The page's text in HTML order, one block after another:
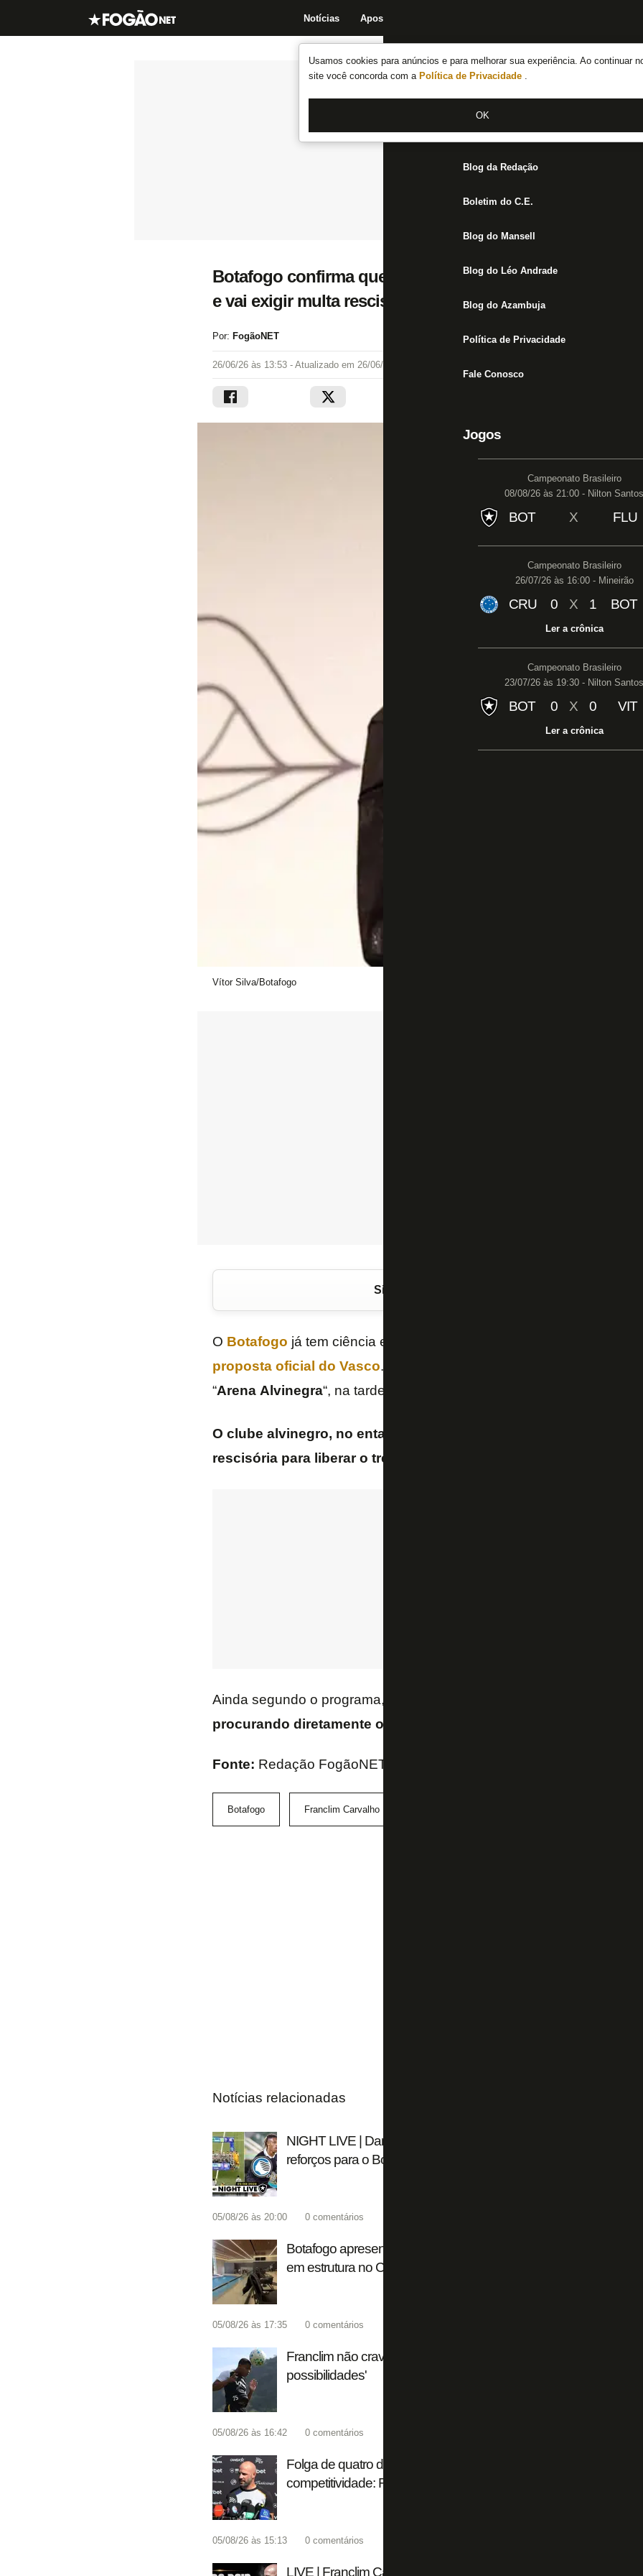
Usamos cookies para anúncios e para melhorar sua experiência. Ao continuar
site você concorda com a Política de Privacidade .
OK
Notícias Apostas
Notícias do Botafogo
Fórum
Jogos
Blog da Redação
Boletim do C.E.
Blog do Mansell
Blog do Léo Andrade
Blog do Azambuja
Política de Privacidade
Fale Conosco
Jogos
Campeonato Brasileiro
08/08/26 às 21:00 - Nilton Santos
BOT X FLU
Campeonato Brasileiro
26/07/26 às 16:00 - Mineirão
CRU 0 X 1 BOT
Ler a crônica
Campeonato Brasileiro
23/07/26 às 19:30 - Nilton Santos
BOT 0 X 0 VIT
Ler a crônica
Botafogo confirma que Franclim Carvalho recebeu
e vai exigir multa rescisória em caso de saída, diz canal
Por: FogãoNET
26/06/26 às 13:53 - Atualizado em 26/06/26 às 14:47
Vítor Silva/Botafogo
Siga o FogãoNET
O Botafogo já tem ciência e confirma
proposta oficial do Vasco. A informação é do jornalista Bernardo
“Arena Alvinegra“, na tarde desta sexta-feira (26/6).
O clube alvinegro, no entanto, não vai facilitar uma saída e vai
rescisória para liberar o treinador
Ainda segundo o programa,
procurando diretamente o técnico, após este ser oferecido por
Fonte: Redação FogãoNET e canal Arena Alvinegra
Botafogo Franclim Carvalho
Notícias relacionadas
NIGHT LIVE | Danilo volta a chamar atenção do mercado;
reforços para o Botafogo
05/08/26 às 20:00 0 comentários
Botafogo apresenta área molhada à imprensa; Franclim aponta
em estrutura no CT
05/08/26 às 17:35 0 comentários
Franclim não crava substituto de Huguinho em Botafogo x
possibilidades'
05/08/26 às 16:42 0 comentários
Folga de quatro dias, título brasileiro 'impossível', ambição na
competitividade: Franclim abre o jogo no Botafogo
05/08/26 às 15:13 0 comentários
LIVE | Franclim Carvalho almeja dois reforços; Botafogo deve